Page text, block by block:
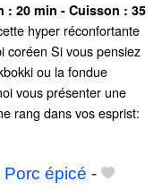
: 20 min - Cuisson : 35
hyper réconfortante
coréen Si vous pensiez
ou la fondue
vous présenter une
rang dans vos esprist:
épicé -